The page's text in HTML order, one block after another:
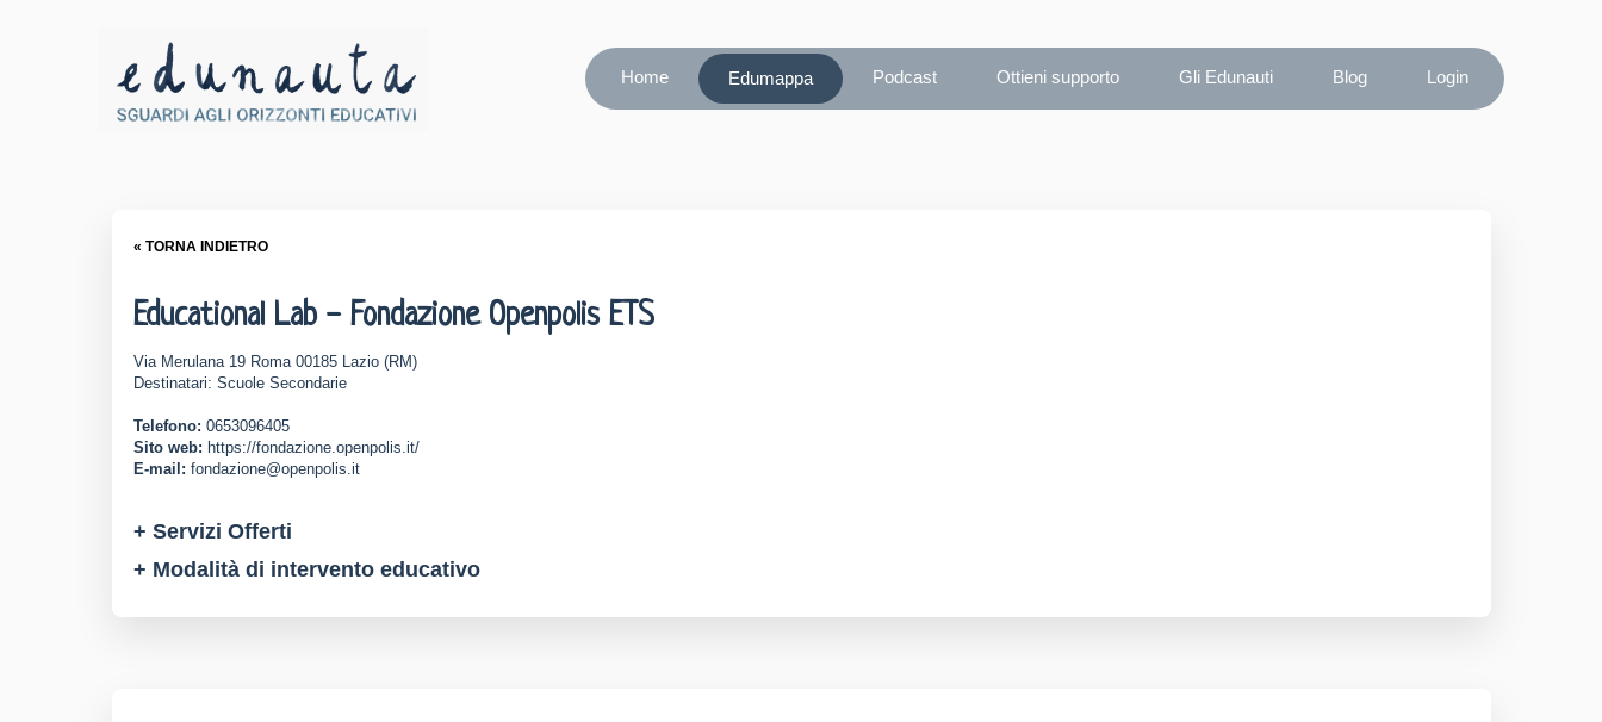
Home Edumappa Podcast Ottieni supporto Gli Edunauti Blog Login
« TORNA INDIETRO
Educational Lab - Fondazione Openpolis ETS
Via Merulana 19 Roma 00185 Lazio (RM)
Destinatari: Scuole Secondarie
Telefono: 0653096405
Sito web: https://fondazione.openpolis.it/
E-mail: fondazione@openpolis.it
+ Servizi Offerti
+ Modalità di intervento educativo